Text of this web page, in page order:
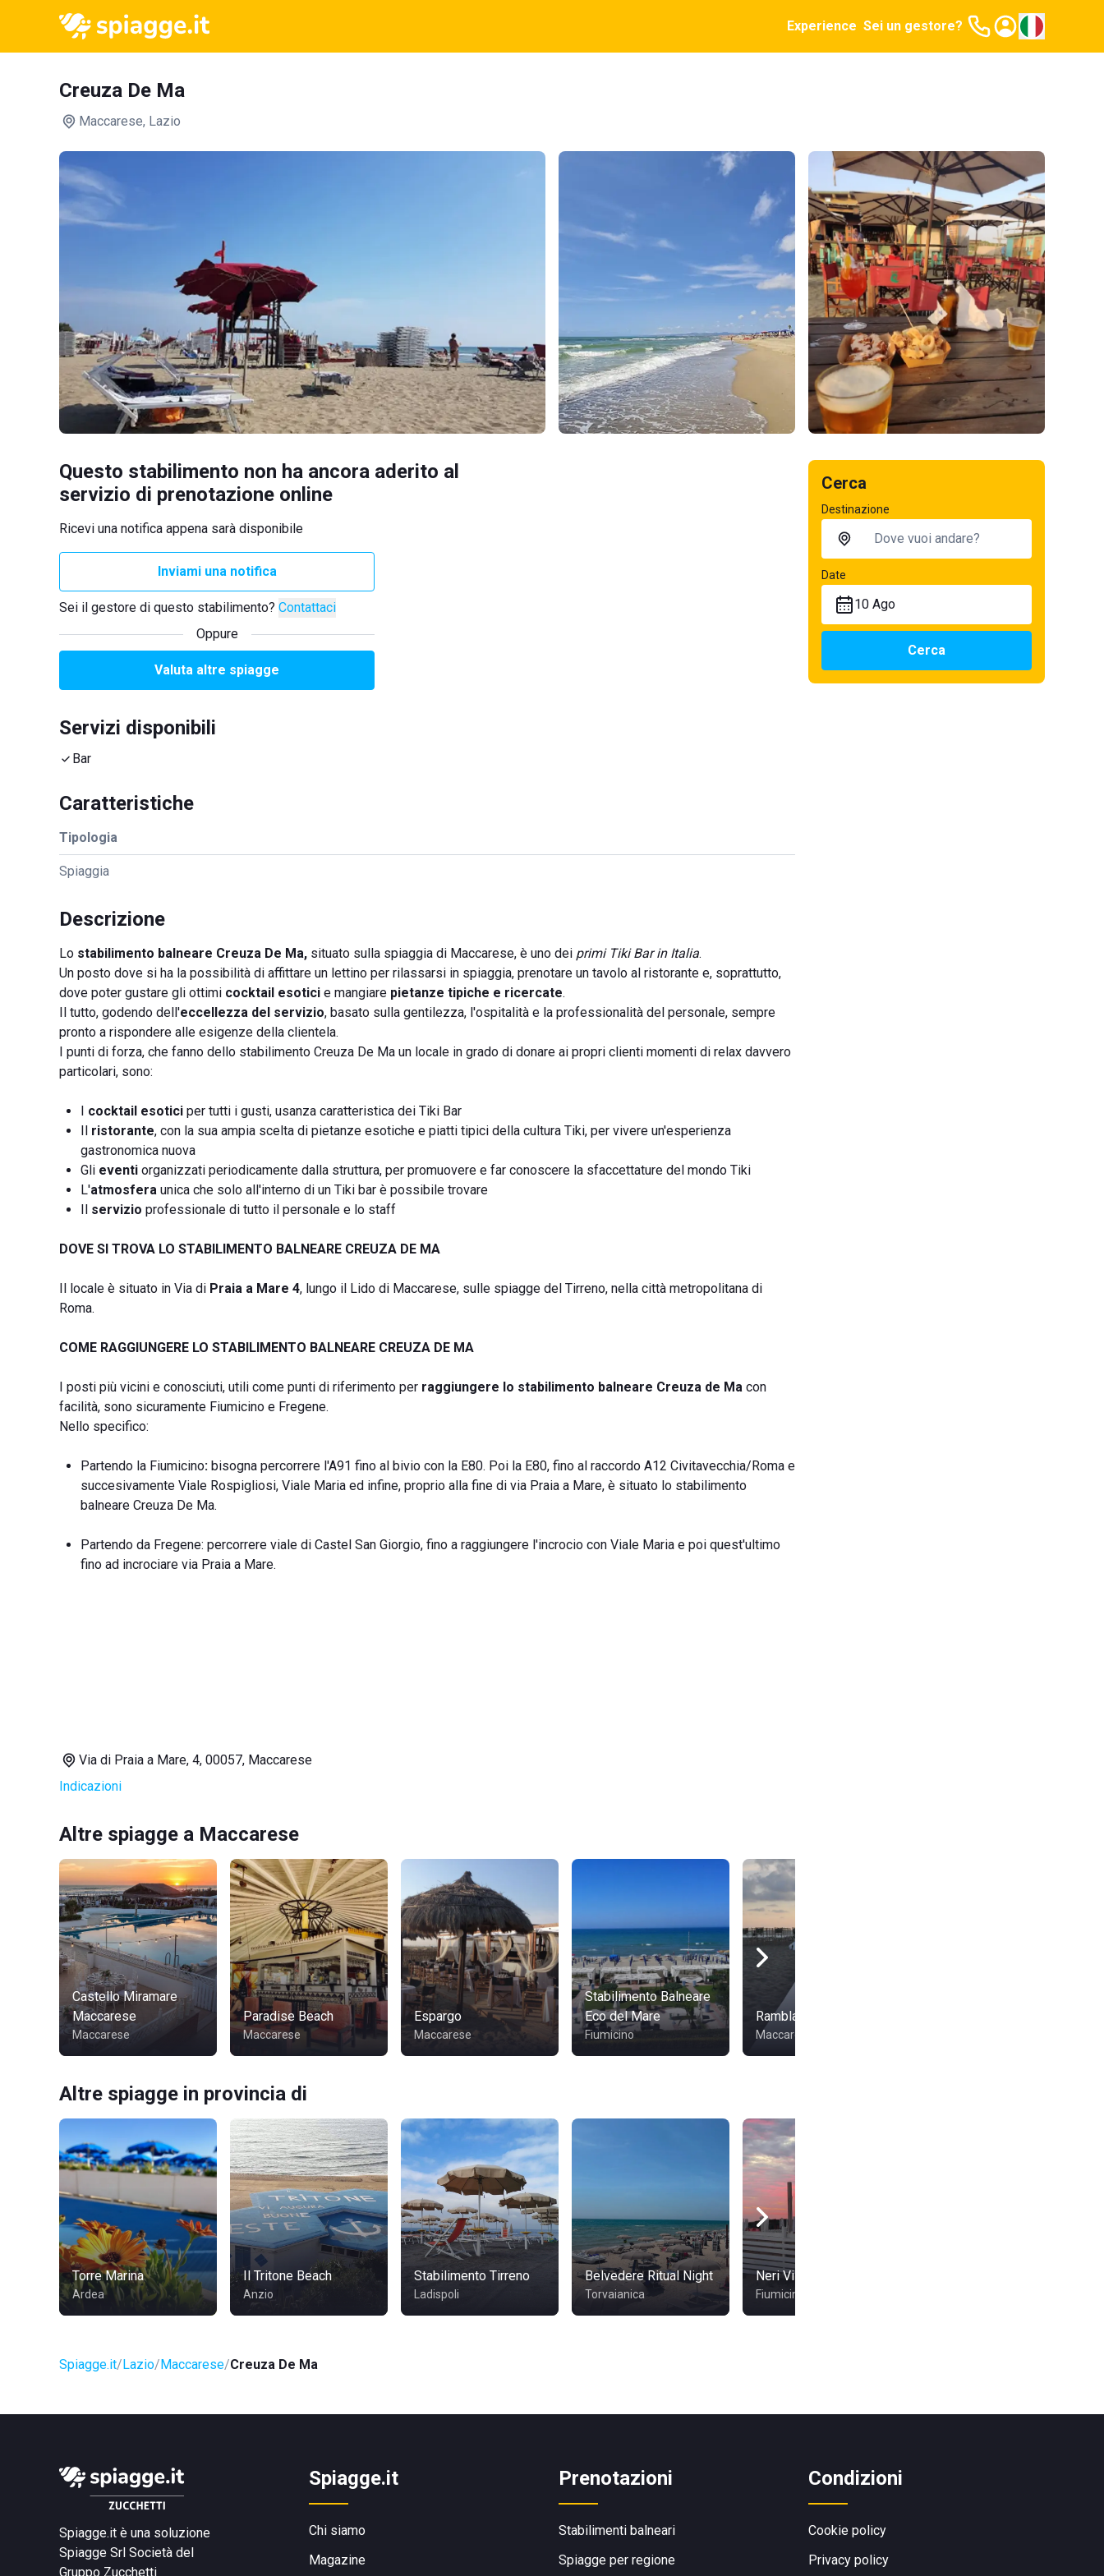
Experience Sei un gestore?
Creuza De Ma
Maccarese, Lazio
Questo stabilimento non ha ancora aderito al
servizio di prenotazione online
Ricevi una notifica appena sarà disponibile
Inviami una notifica
Sei il gestore di questo stabilimento? Contattaci
Oppure
Valuta altre spiagge
Servizi disponibili
Bar
Caratteristiche
Tipologia
Spiaggia
Descrizione
Lo stabilimento balneare Creuza De Ma, situato sulla spiaggia di Maccarese, è uno dei primi Tiki Bar in Italia.
Un posto dove si ha la possibilità di affittare un lettino per rilassarsi in spiaggia, prenotare un tavolo al ristorante e, soprattutto,
dove poter gustare gli ottimi cocktail esotici e mangiare pietanze tipiche e ricercate.
Il tutto, godendo dell'eccellezza del servizio, basato sulla gentilezza, l'ospitalità e la professionalità del personale, sempre
pronto a rispondere alle esigenze della clientela.
I punti di forza, che fanno dello stabilimento Creuza De Ma un locale in grado di donare ai propri clienti momenti di relax davvero
particolari, sono:
I cocktail esotici per tutti i gusti, usanza caratteristica dei Tiki Bar
Il ristorante, con la sua ampia scelta di pietanze esotiche e piatti tipici della cultura Tiki, per vivere un'esperienza
gastronomica nuova
Gli eventi organizzati periodicamente dalla struttura, per promuovere e far conoscere la sfaccettature del mondo Tiki
L'atmosfera unica che solo all'interno di un Tiki bar è possibile trovare
Il servizio professionale di tutto il personale e lo staff
DOVE SI TROVA LO STABILIMENTO BALNEARE CREUZA DE MA
Il locale è situato in Via di Praia a Mare 4, lungo il Lido di Maccarese, sulle spiagge del Tirreno, nella città metropolitana di
Roma.
COME RAGGIUNGERE LO STABILIMENTO BALNEARE CREUZA DE MA
I posti più vicini e conosciuti, utili come punti di riferimento per raggiungere lo stabilimento balneare Creuza de Ma con
facilità, sono sicuramente Fiumicino e Fregene.
Nello specifico:
Partendo la Fiumicino: bisogna percorrere l'A91 fino al bivio con la E80. Poi la E80, fino al raccordo A12 Civitavecchia/Roma e
succesivamente Viale Rospigliosi, Viale Maria ed infine, proprio alla fine di via Praia a Mare, è situato lo stabilimento
balneare Creuza De Ma.
Partendo da Fregene: percorrere viale di Castel San Giorgio, fino a raggiungere l'incrocio con Viale Maria e poi quest'ultimo
fino ad incrociare via Praia a Mare.
Via di Praia a Mare, 4, 00057, Maccarese
Indicazioni
Altre spiagge a Maccarese
Castello Miramare
Maccarese
Maccarese
Paradise Beach
Maccarese
Espargo
Maccarese
Stabilimento Balneare
Eco del Mare
Fiumicino
Rambla Beach
Maccarese
Altre spiagge in provincia di
Torre Marina
Ardea
Il Tritone Beach
Anzio
Stabilimento Tirreno
Ladispoli
Belvedere Ritual Night
Torvaianica
Neri Village
Fiumicino
Spiagge.it Lazio Maccarese Creuza De Ma
Cerca
Destinazione
Date
10 Ago
Cerca
Spiagge.it è una soluzione
Spiagge Srl Società del
Gruppo Zucchetti
Spiagge.it
Chi siamo
Magazine
Prenotazioni
Stabilimenti balneari
Spiagge per regione
Condizioni
Cookie policy
Privacy policy